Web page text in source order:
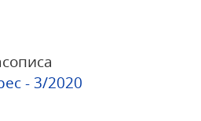
- 3/2020